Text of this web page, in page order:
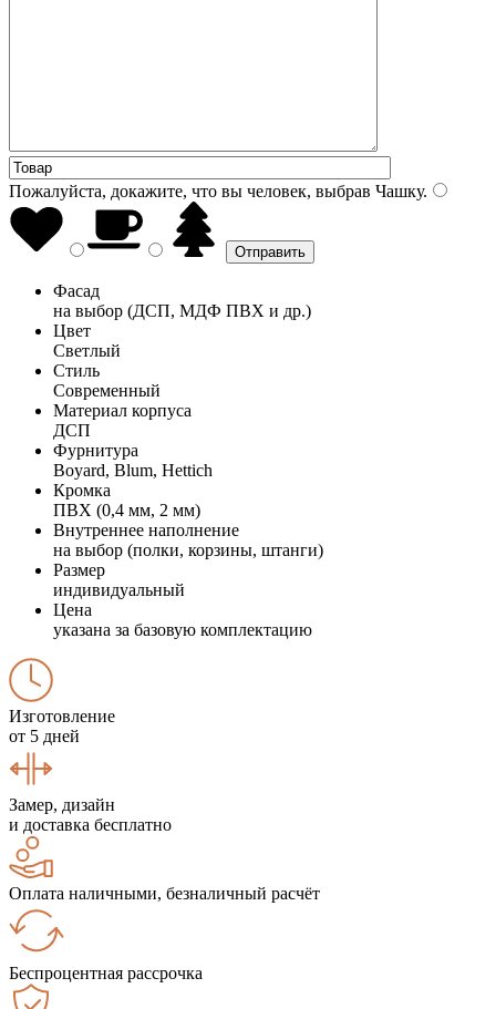
Пожалуйста, докажите, что вы человек, выбрав Чашку.
Фасад
на выбор (ДСП, МДФ ПВХ и др.)
Цвет
Светлый
Стиль
Современный
Материал корпуса
ДСП
Фурнитура
Boyard, Blum, Hettich
Кромка
ПВХ (0,4 мм, 2 мм)
Внутреннее наполнение
на выбор (полки, корзины, штанги)
Размер
индивидуальный
Цена
указана за базовую комплектацию
Изготовление
от 5 дней
Замер, дизайн
и доставка бесплатно
Оплата наличными, безналичный расчёт
Беспроцентная рассрочка